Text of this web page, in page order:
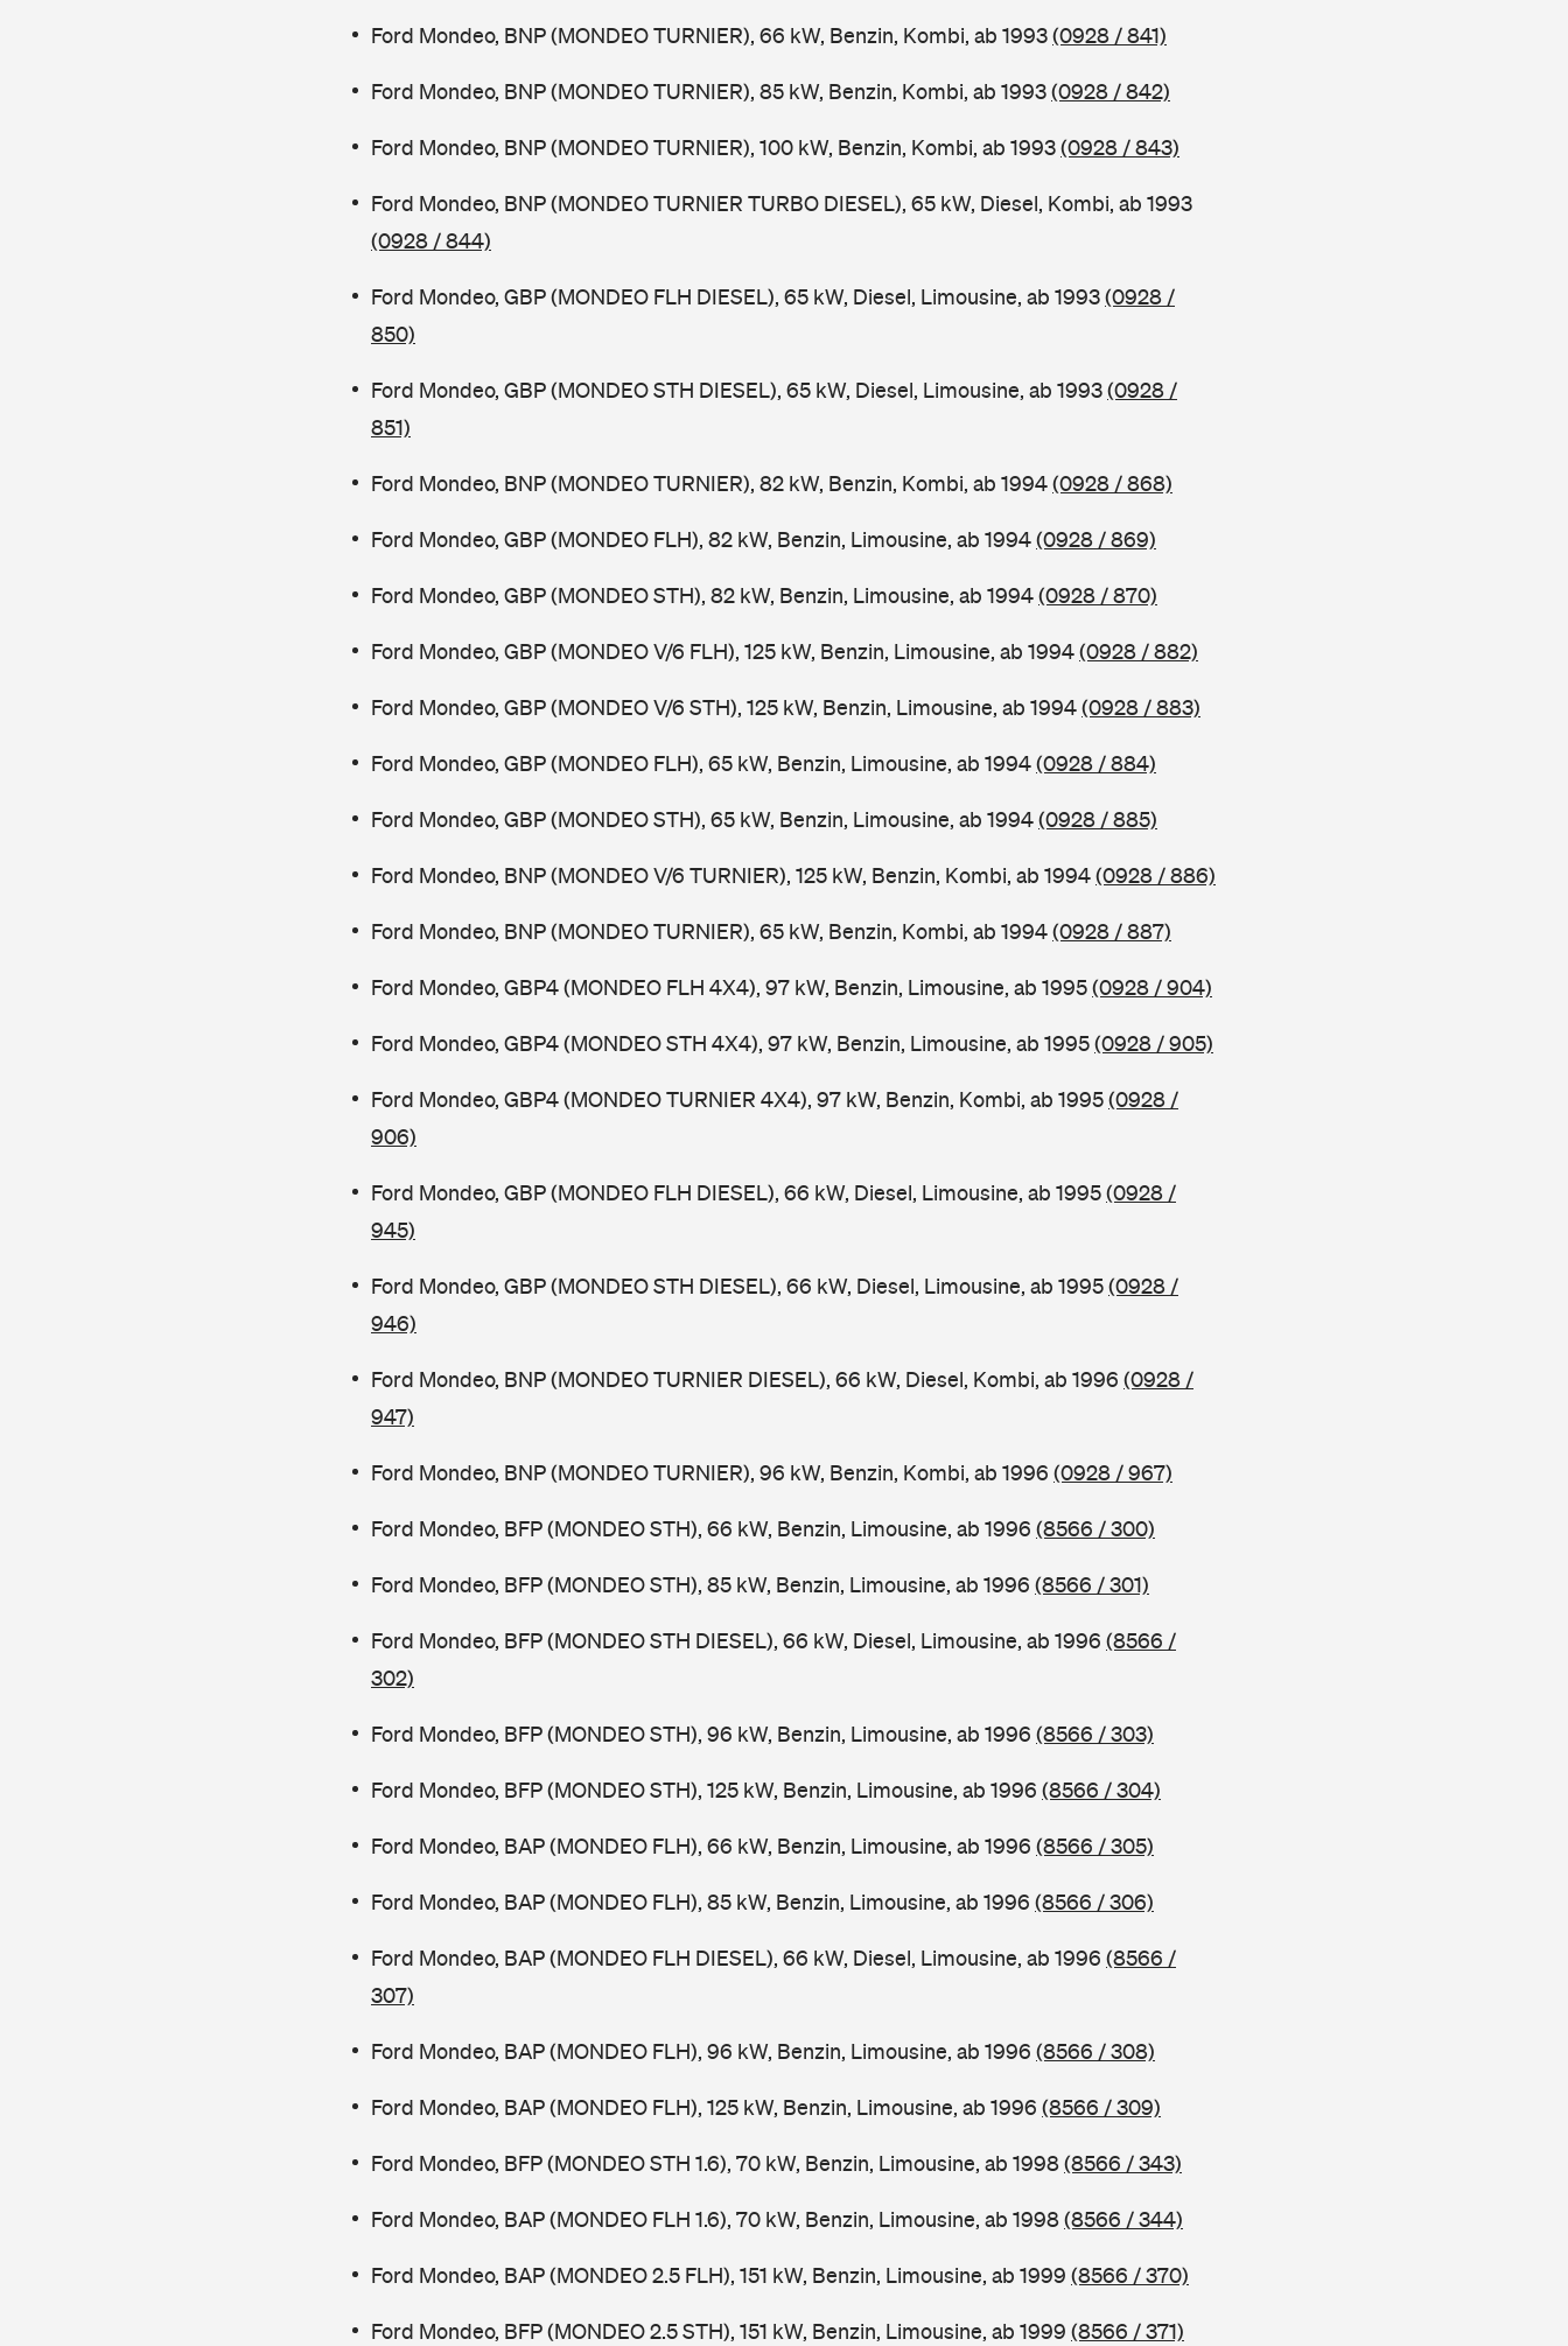
Ford Mondeo, BNP (MONDEO TURNIER), 66 kW, Benzin, Kombi, ab 1993(0928 / 841)
Ford Mondeo, BNP (MONDEO TURNIER), 85 kW, Benzin, Kombi, ab 1993(0928 / 842)
Ford Mondeo, BNP (MONDEO TURNIER), 100 kW, Benzin, Kombi, ab 1993(0928 / 843)
Ford Mondeo, BNP (MONDEO TURNIER TURBO DIESEL), 65 kW, Diesel, Kombi, ab 1993
(0928 / 844)
Ford Mondeo, GBP (MONDEO FLH DIESEL), 65 kW, Diesel, Limousine, ab 1993(0928 /
850)
Ford Mondeo, GBP (MONDEO STH DIESEL), 65 kW, Diesel, Limousine, ab 1993(0928 /
851)
Ford Mondeo, BNP (MONDEO TURNIER), 82 kW, Benzin, Kombi, ab 1994(0928 / 868)
Ford Mondeo, GBP (MONDEO FLH), 82 kW, Benzin, Limousine, ab 1994(0928 / 869)
Ford Mondeo, GBP (MONDEO STH), 82 kW, Benzin, Limousine, ab 1994(0928 / 870)
Ford Mondeo, GBP (MONDEO V/6 FLH), 125 kW, Benzin, Limousine, ab 1994(0928 / 882)
Ford Mondeo, GBP (MONDEO V/6 STH), 125 kW, Benzin, Limousine, ab 1994(0928 / 883)
Ford Mondeo, GBP (MONDEO FLH), 65 kW, Benzin, Limousine, ab 1994(0928 / 884)
Ford Mondeo, GBP (MONDEO STH), 65 kW, Benzin, Limousine, ab 1994(0928 / 885)
Ford Mondeo, BNP (MONDEO V/6 TURNIER), 125 kW, Benzin, Kombi, ab 1994(0928 / 886)
Ford Mondeo, BNP (MONDEO TURNIER), 65 kW, Benzin, Kombi, ab 1994(0928 / 887)
Ford Mondeo, GBP4 (MONDEO FLH 4X4), 97 kW, Benzin, Limousine, ab 1995(0928 / 904)
Ford Mondeo, GBP4 (MONDEO STH 4X4), 97 kW, Benzin, Limousine, ab 1995(0928 / 905)
Ford Mondeo, GBP4 (MONDEO TURNIER 4X4), 97 kW, Benzin, Kombi, ab 1995(0928 /
906)
Ford Mondeo, GBP (MONDEO FLH DIESEL), 66 kW, Diesel, Limousine, ab 1995(0928 /
945)
Ford Mondeo, GBP (MONDEO STH DIESEL), 66 kW, Diesel, Limousine, ab 1995(0928 /
946)
Ford Mondeo, BNP (MONDEO TURNIER DIESEL), 66 kW, Diesel, Kombi, ab 1996 (0928 /
947)
Ford Mondeo, BNP (MONDEO TURNIER), 96 kW, Benzin, Kombi, ab 1996 (0928 / 967)
Ford Mondeo, BFP (MONDEO STH), 66 kW, Benzin, Limousine, ab 1996 (8566 / 300)
Ford Mondeo, BFP (MONDEO STH), 85 kW, Benzin, Limousine, ab 1996 (8566 / 301)
Ford Mondeo, BFP (MONDEO STH DIESEL), 66 kW, Diesel, Limousine, ab 1996 (8566 /
302)
Ford Mondeo, BFP (MONDEO STH), 96 kW, Benzin, Limousine, ab 1996 (8566 / 303)
Ford Mondeo, BFP (MONDEO STH), 125 kW, Benzin, Limousine, ab 1996 (8566 / 304)
Ford Mondeo, BAP (MONDEO FLH), 66 kW, Benzin, Limousine, ab 1996 (8566 / 305)
Ford Mondeo, BAP (MONDEO FLH), 85 kW, Benzin, Limousine, ab 1996 (8566 / 306)
Ford Mondeo, BAP (MONDEO FLH DIESEL), 66 kW, Diesel, Limousine, ab 1996 (8566 /
307)
Ford Mondeo, BAP (MONDEO FLH), 96 kW, Benzin, Limousine, ab 1996 (8566 / 308)
Ford Mondeo, BAP (MONDEO FLH), 125 kW, Benzin, Limousine, ab 1996 (8566 / 309)
Ford Mondeo, BFP (MONDEO STH 1.6), 70 kW, Benzin, Limousine, ab 1998(8566 / 343)
Ford Mondeo, BAP (MONDEO FLH 1.6), 70 kW, Benzin, Limousine, ab 1998(8566 / 344)
Ford Mondeo, BAP (MONDEO 2.5 FLH), 151 kW, Benzin, Limousine, ab 1999 (8566 / 370)
Ford Mondeo, BFP (MONDEO 2.5 STH), 151 kW, Benzin, Limousine, ab 1999 (8566 / 371)